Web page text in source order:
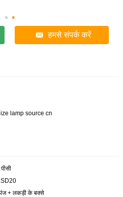
हमसे संपर्क करें
lamp source cn
+ लकड़ी के बक्से